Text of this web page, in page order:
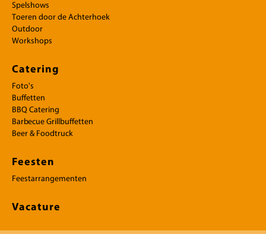
Spelshows
Toeren door de Achterhoek
Outdoor
Workshops
Catering
Foto's
Buffetten
BBQ Catering
Barbecue Grillbuffetten
Beer & Foodtruck
Feesten
Feestarrangementen
Vacature